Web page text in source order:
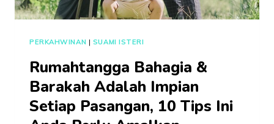
PERKAHWINAN
PERKAHWINAN | SUAMI ISTERI
Rumahtangga Bahagia &
Barakah Adalah Impian
Setiap Pasangan, 10 Tips Ini